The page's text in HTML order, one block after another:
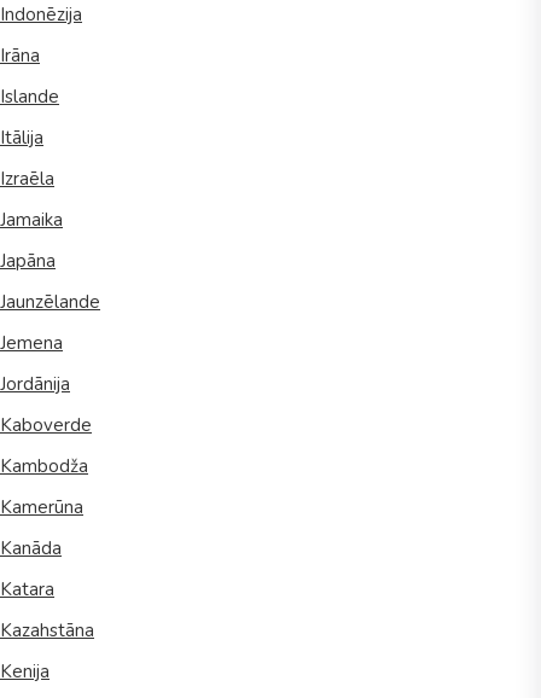
Indonēzija
Irāna
Islande
Itālija
Izraēla
Jamaika
Japāna
Jaunzēlande
Jemena
Jordānija
Kaboverde
Kambodža
Kamerūna
Kanāda
Katara
Kazahstāna
Kenija